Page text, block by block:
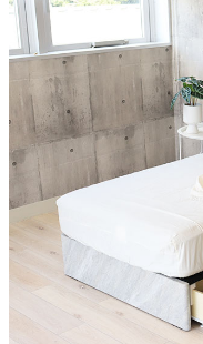
素材
セメント柄強化シート、
機能
2口コンセント、LED照
梱包サイズ
約106ｘ93ｘ18/100ｘ
原産国
中国
ご使用に関して
厚さ15cm以上のマット